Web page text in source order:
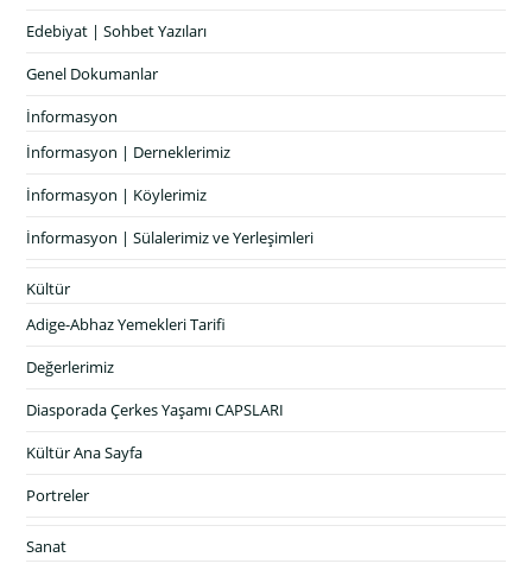
Edebiyat | Sohbet Yazıları
Genel Dokumanlar
İnformasyon
İnformasyon | Derneklerimiz
İnformasyon | Köylerimiz
İnformasyon | Sülalerimiz ve Yerleşimleri
Kültür
Adige-Abhaz Yemekleri Tarifi
Değerlerimiz
Diasporada Çerkes Yaşamı CAPSLARI
Kültür Ana Sayfa
Portreler
Sanat